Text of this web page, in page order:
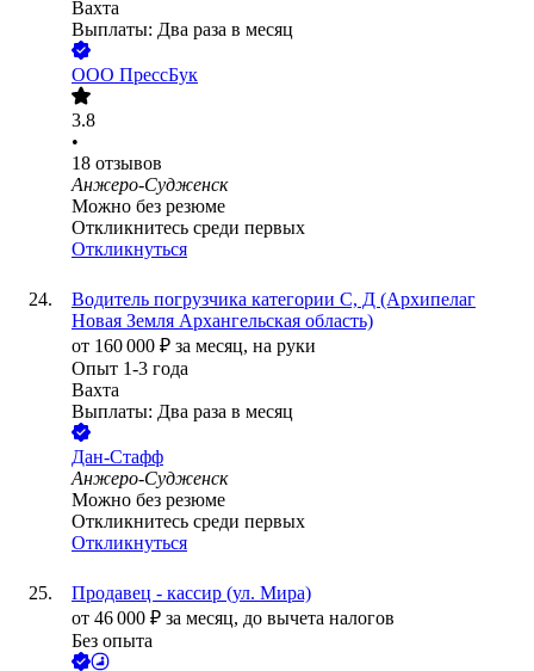
Вахта
Выплаты: Два раза в месяц
ООО ПрессБук
3.8
•
18 отзывов
Анжеро-Судженск
Можно без резюме
Откликнитесь среди первых
Откликнуться
Водитель погрузчика категории С, Д (Архипелаг
Новая Земля Архангельская область)
от 160 000 ₽ за месяц, на руки
Опыт 1-3 года
Вахта
Выплаты: Два раза в месяц
Дан-Стафф
Анжеро-Судженск
Можно без резюме
Откликнитесь среди первых
Откликнуться
Продавец - кассир (ул. Мира)
от 46 000 ₽ за месяц, до вычета налогов
Без опыта